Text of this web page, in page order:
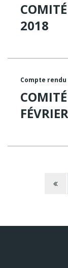
2018
Compte rendu